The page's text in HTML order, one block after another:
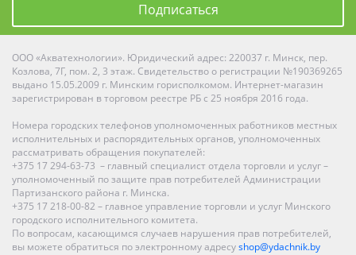
Подписаться
ООО «Акватехнологии». Юридический адрес: 220037 г. Минск, пер.
Козлова, 7Г, пом. 2, 3 этаж. Свидетельство о регистрации №190369265
выдано 15.05.2009 г. Минским горисполкомом. Интернет-магазин
зарегистрирован в торговом реестре РБ с 25 ноября 2016 года.
Номера городских телефонов уполномоченных работников местных
исполнительных и распорядительных органов, уполномоченных
рассматривать обращения покупателей:
+375 17 294-63-73 – главный специалист отдела торговли и услуг –
уполномоченный по защите прав потребителей Администрации
Партизанского района г. Минска.
+375 17 218-00-82 – главное управление торговли и услуг Минского
городского исполнительного комитета.
По вопросам, касающимся случаев нарушения прав потребителей,
вы можете обратиться по электронному адресуshop@ydachnik.by